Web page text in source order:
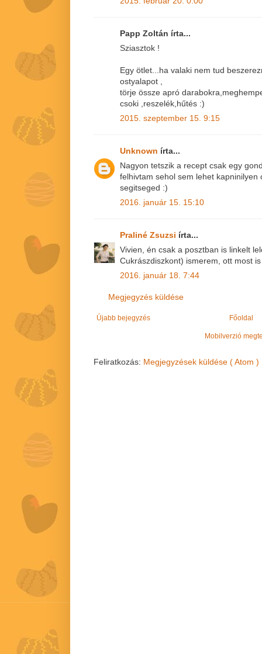
Papp Zoltán írta...
Sziasztok !
Egy ötlet...ha valaki nem tud
ostyalapot ,
törje össze apró
csoki ,reszelék,hűtés :)
2015. szeptember 15. 9:15
Unknown írta...
Nagyon tetszik a recept csak egy
felhivtam sehol sem lehet
segitseged :)
2016. január 15. 15:10
Praliné Zsuzsi írta...
Vivien, én csak a posztban is linkelt
Cukrászdiszkont) ismerem, ott most
2016. január 18. 7:44
Megjegyzés küldése
Újabb bejegyzés Főoldal
Mobilverzió
Feliratkozás: Megjegyzések küldése ( Atom )